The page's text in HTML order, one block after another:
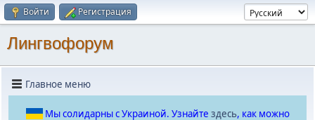
Войти Регистрация
Лингвофорум
Главное меню
Мы солидарны с Украиной. Узнайте здесь, как можно